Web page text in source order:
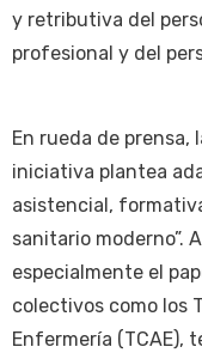
y retributiva del
profesional y del
En rueda de prensa,
iniciativa plantea
asistencial,
sanitario moderno”.
especialmente el
colectivos como los
Enfermería (TCAE),